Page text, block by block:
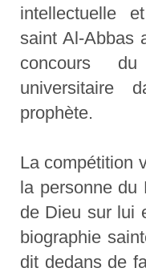
intellectuelle
saint Al-Abbas
concours
universitaire
prophète.
La compétition
la personne
de Dieu sur lui
biographie
dit dedans de